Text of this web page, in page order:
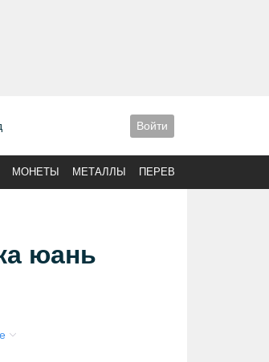
Войти
МОНЕТЫ МЕТАЛЛЫ ПЕРЕВОДЫ
юань